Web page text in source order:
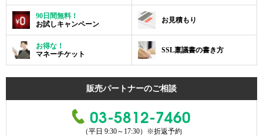
90日間無料！
お試しキャンペーン
お見積もり
お得な！
マネーチケット
SSL稟議書の書き方
販売パートナーのご相談
03-5812-7460
（平日 9:30～17:30） ※折返予約